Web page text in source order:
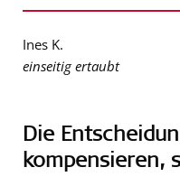
Ines K.
einseitig ertaubt
Die
kompensieren,